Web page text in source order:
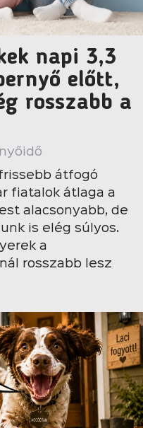
napi 3,3
előtt,
rosszabb a
átfogó
fiatalok átlaga a
alacsonyabb, de
is elég súlyos.
a
rosszabb lesz